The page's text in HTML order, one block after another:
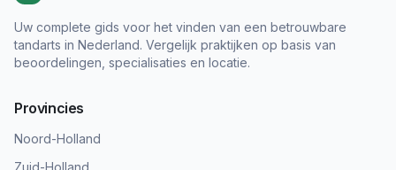
Uw complete gids voor het vinden van een betrouwbare
tandarts in Nederland. Vergelijk praktijken op basis van
beoordelingen, specialisaties en locatie.
Provincies
Noord-Holland
Zuid-Holland